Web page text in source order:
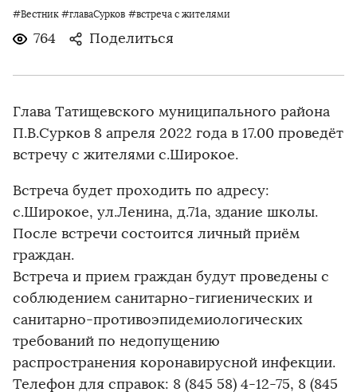
#Вестник #главаСурков #встреча с жителями
764 Поделиться
Глава Татищевского муниципального района
П.В.Сурков 8 апреля 2022 года в 17.00 проведёт
встречу с жителями с.Широкое.
Встреча будет проходить по адресу:
с.Широкое, ул.Ленина, д.71а, здание школы.
После встречи состоится личный приём
граждан.
Встреча и прием граждан будут проведены с
соблюдением санитарно-гигиенических и
санитарно-противоэпидемиологических
требований по недопущению
распространения коронавирусной инфекции.
Телефон для справок: 8 (845 58) 4-12-75, 8 (845